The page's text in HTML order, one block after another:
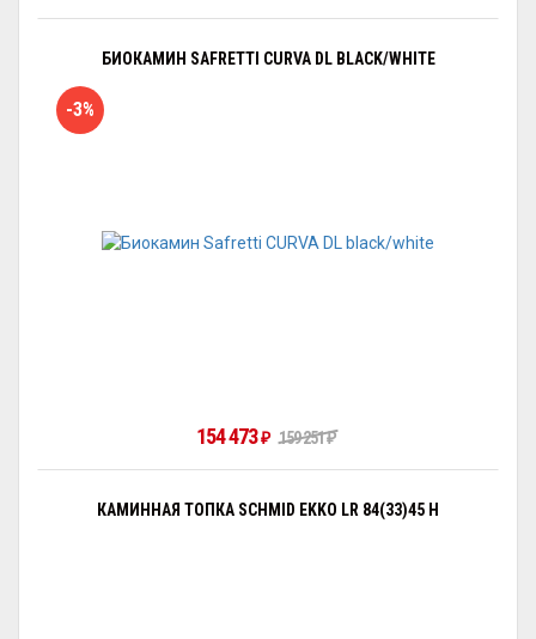
БИОКАМИН SAFRETTI CURVA DL BLACK/WHITE
-3%
154 473₽ 159 251₽
КАМИННАЯ ТОПКА SCHMID EKKO LR 84(33)45 H